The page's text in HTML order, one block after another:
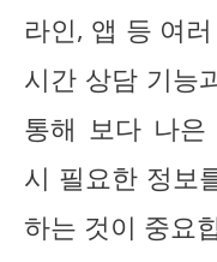
라인, 앱 등 여
시간 상담 기능
통해 보다 나은
시 필요한 정보
하는 것이 중요